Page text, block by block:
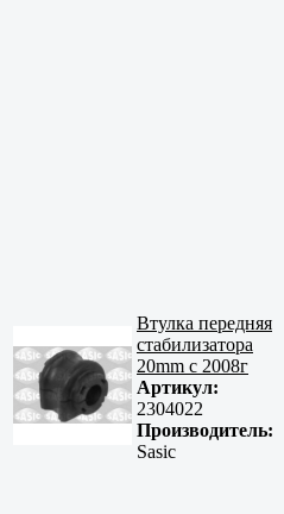
Втулка передняя
стабилизатора
20mm c 2008г
Артикул:
2304022
Производитель:
Sasic